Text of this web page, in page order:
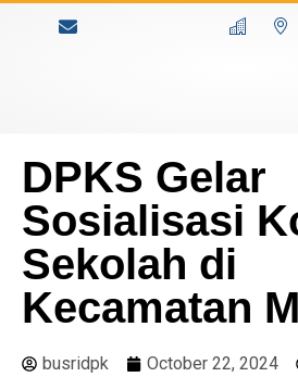
DPKS Gelar
Sosialisasi
Sekolah di
Kecamatan
busridpk October 22, 2024